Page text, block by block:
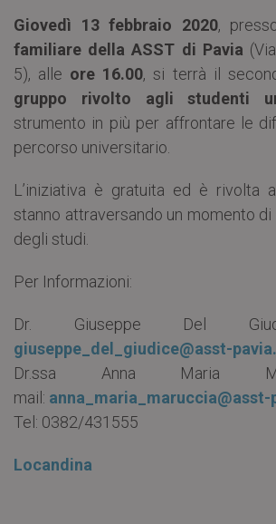
Giovedì 13 febbraio 2020,
familiare della ASST di Pavia
5), alle ore 16.00, si terrà il
gruppo rivolto agli studenti
strumento in più per affrontare le
percorso universitario.
L’iniziativa è gratuita ed è rivolta
stanno attraversando un momento
degli studi.
Per Informazioni:
Dr. Giuseppe Del
giuseppe_del_giudice@asst-
Dr.ssa Anna Maria
mail: anna_maria_maruccia@asst-
Tel: 0382/431555
Locandina